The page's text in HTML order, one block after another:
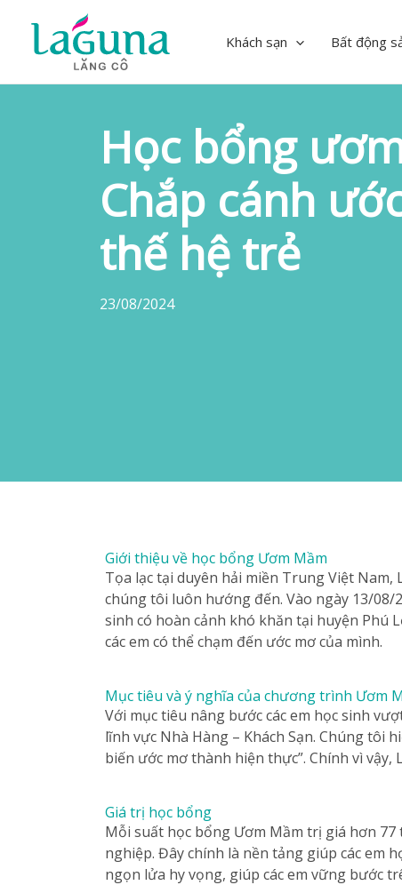
content
Khách sạn Bất động
Học bổng
Chắp cánh
thế hệ trẻ
23/08/2024
Giới thiệu về học bổng Ươm Mầm
Tọa lạc tại duyên hải miền Trung Việt
chúng tôi luôn hướng đến. Vào ngày 13/08/
sinh có hoàn cảnh khó khăn tại huyện
các em có thể chạm đến ước mơ của mình.
Mục tiêu và ý nghĩa của chương trình Ươm
Với mục tiêu nâng bước các em học sinh
lĩnh vực Nhà Hàng – Khách Sạn. Chúng tôi
biến ước mơ thành hiện thực”. Chính vì
Giá trị học bổng
Mỗi suất học bổng Ươm Mầm trị giá hơn
nghiệp. Đây chính là nền tảng giúp các em
ngọn lửa hy vọng, giúp các em vững bước